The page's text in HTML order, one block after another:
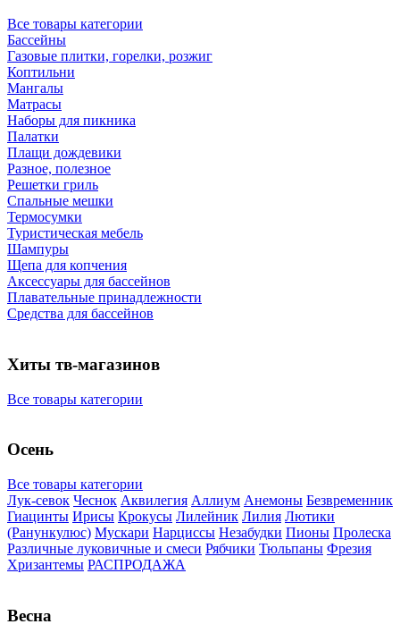
Все товары категории
Бассейны
Газовые плитки, горелки, розжиг
Коптильни
Мангалы
Матрасы
Наборы для пикника
Палатки
Плащи дождевики
Разное, полезное
Решетки гриль
Спальные мешки
Термосумки
Туристическая мебель
Шампуры
Щепа для копчения
Аксессуары для бассейнов
Плавательные принадлежности
Средства для бассейнов
Хиты тв-магазинов
Все товары категории
Осень
Все товары категории
Лук-севок Чеснок Аквилегия Аллиум Анемоны Безвременник
Гиацинты Ирисы Крокусы Лилейник Лилия Лютики
(Ранункулюс) Мускари Нарцисcы Незабудки Пионы Пролеска
Различные луковичные и смеси Рябчики Тюльпаны Фрезия
Хризантемы РАСПРОДАЖА
Весна